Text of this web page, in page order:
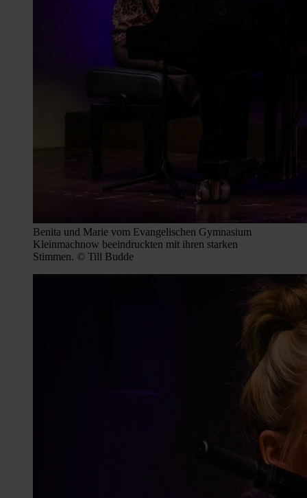
Benita und Marie vom Evangelischen Gymnasium
Kleinmachnow beeindruckten mit ihren starken
Stimmen. © Till Budde